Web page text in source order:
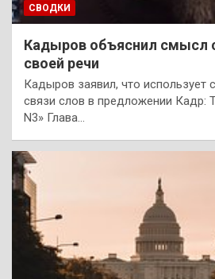
СВОДКИ
Кадыров объяснил смысл
своей речи
Кадыров заявил, что использует
связи слов в предложении Кадр:
N3» Глава…